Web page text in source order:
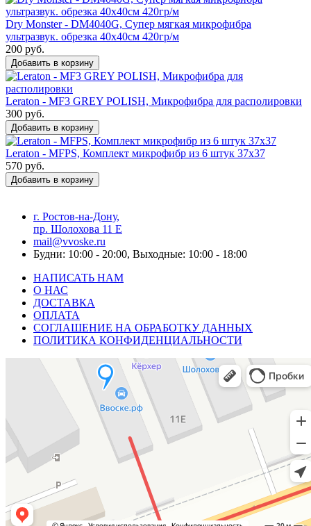
Dry Monster - DM4040G, Cупер мягкая микрофибра
ультразвук. обрезка 40х40см 420гр/м
200 руб.
Добавить в корзину
Leraton - MF3 GREY POLISH, Микрофибра для располировки
300 руб.
Добавить в корзину
Leraton - MFPS, Комплект микрофибр из 6 штук 37x37
570 руб.
Добавить в корзину
г. Ростов-на-Дону,
пр. Шолохова 11 Е
mail@vvoske.ru
Будни: 10:00 - 20:00, Выходные: 10:00 - 18:00
НАПИСАТЬ НАМ
О НАС
ДОСТАВКА
ОПЛАТА
СОГЛАШЕНИЕ НА ОБРАБОТКУ ДАННЫХ
ПОЛИТИКА КОНФИДЕНЦИАЛЬНОСТИ